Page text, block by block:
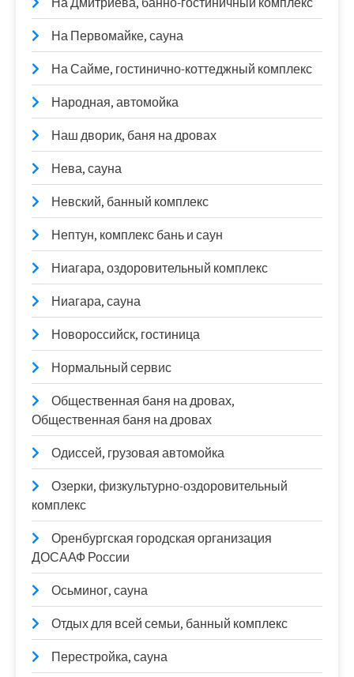
На Первомайке, сауна
На Сайме, гостинично-коттеджный комплекс
Народная, автомойка
Наш дворик, баня на дровах
Нева, сауна
Невский, банный комплекс
Нептун, комплекс бань и саун
Ниагара, оздоровительный комплекс
Ниагара, сауна
Новороссийск, гостиница
Нормальный сервис
Общественная баня на дровах,
Общественная баня на дровах
Одиссей, грузовая автомойка
Озерки, физкультурно-оздоровительный
комплекс
Оренбургская городская организация
ДОСААФ России
Осьминог, сауна
Отдых для всей семьи, банный комплекс
Перестройка, сауна